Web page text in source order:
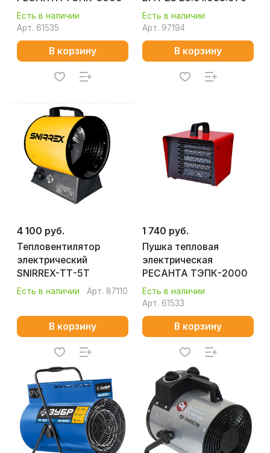
Есть в наличии
Арт. 61535
В корзину
Есть в наличии
Арт. 97194
В корзину
4 100 руб.
Тепловентилятор
электрический
SNIRREX-ТТ-5Т
Есть в наличии Арт. 87110
В корзину
1 740 руб.
Пушка тепловая
электрическая
РЕСАНТА ТЭПК-2000
Есть в наличии
Арт. 61533
В корзину